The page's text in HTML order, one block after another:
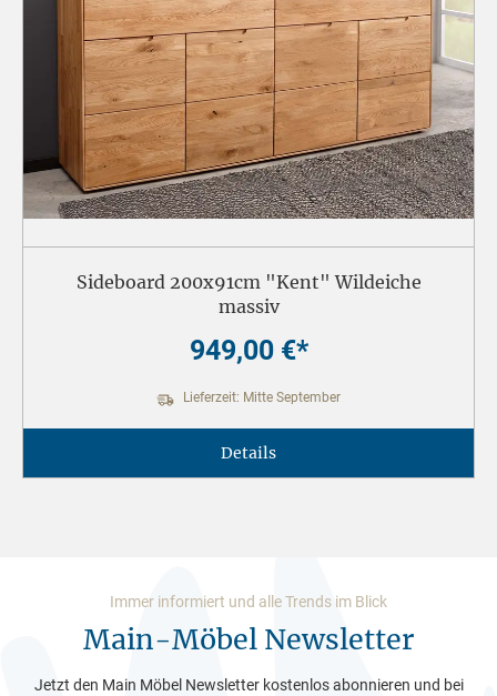
Sideboard 200x91cm "Kent" Wildeiche
massiv
949,00 €*
Lieferzeit: Mitte September
Details
Immer informiert und alle Trends im Blick
Main-Möbel Newsletter
Jetzt den Main Möbel Newsletter kostenlos abonnieren und bei